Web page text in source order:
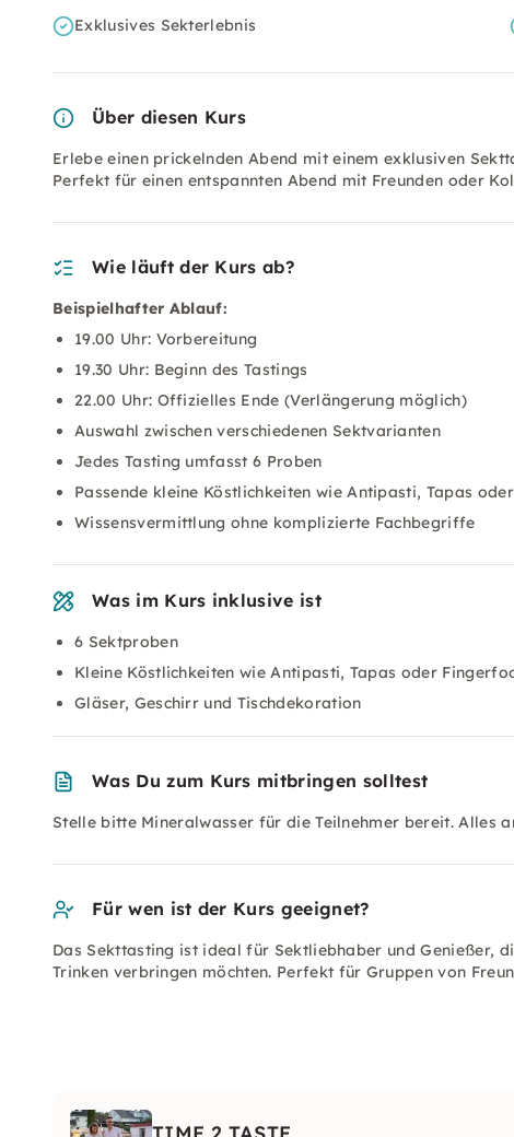
Exklusives Sekterlebnis
Über diesen Kurs
Erlebe einen prickelnden Abend mit einem exklusiven
Perfekt für einen entspannten Abend mit Freunden oder
Wie läuft der Kurs ab?
Beispielhafter Ablauf:
19.00 Uhr: Vorbereitung
19.30 Uhr: Beginn des Tastings
22.00 Uhr: Offizielles Ende (Verlängerung möglich)
Auswahl zwischen verschiedenen Sektvarianten
Jedes Tasting umfasst 6 Proben
Passende kleine Köstlichkeiten wie Antipasti, Tapas
Wissensvermittlung ohne komplizierte Fachbegriffe
Was im Kurs inklusive ist
6 Sektproben
Kleine Köstlichkeiten wie Antipasti, Tapas oder
Gläser, Geschirr und Tischdekoration
Was Du zum Kurs mitbringen solltest
Stelle bitte Mineralwasser für die Teilnehmer bereit. Alles
Für wen ist der Kurs geeignet?
Das Sekttasting ist ideal für Sektliebhaber und Genießer,
Trinken verbringen möchten. Perfekt für Gruppen von